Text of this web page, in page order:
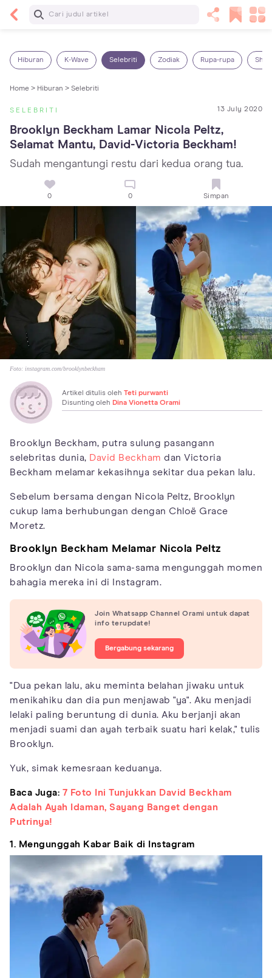
Baca Selanjutnya
Hiburan K-Wave Selebriti Zodiak Rupa-rupa
Home > Hiburan > Selebriti
SELEBRITI 13 July 2020
Brooklyn Beckham Lamar Nicola Peltz,
Selamat Mantu, David-Victoria Beckham!
Sudah mengantungi restu dari kedua orang tua.
0 0 Simpan
Foto: instagram.com/brooklynbeckham
Artikel ditulis oleh Teti purwanti
Disunting oleh Dina Vionetta Orami
Brooklyn Beckham, putra sulung pasangann
selebritas dunia, David Beckham dan Victoria
Beckham melamar kekasihnya sekitar dua pekan lalu.
Sebelum bersama dengan Nicola Peltz, Brooklyn
cukup lama berhubungan dengan Chloë Grace
Moretz.
Brooklyn Beckham Melamar Nicola Peltz
Brooklyn dan Nicola sama-sama mengunggah momen
bahagia mereka ini di Instagram.
Join Whatsapp Channel Orami untuk dapat
info terupdate!
Bergabung sekarang
"Dua pekan lalu, aku meminta belahan jiwaku untuk
menikahiku dan dia pun menjawab "ya". Aku menjadi
lelaki paling beruntung di dunia. Aku berjanji akan
menjadi suami dan ayah terbaik suatu hari kelak," tulis
Brooklyn.
Yuk, simak kemesraan keduanya.
Baca Juga: 7 Foto Ini Tunjukkan David Beckham
Adalah Ayah Idaman, Sayang Banget dengan
Putrinya!
1. Mengunggah Kabar Baik di Instagram